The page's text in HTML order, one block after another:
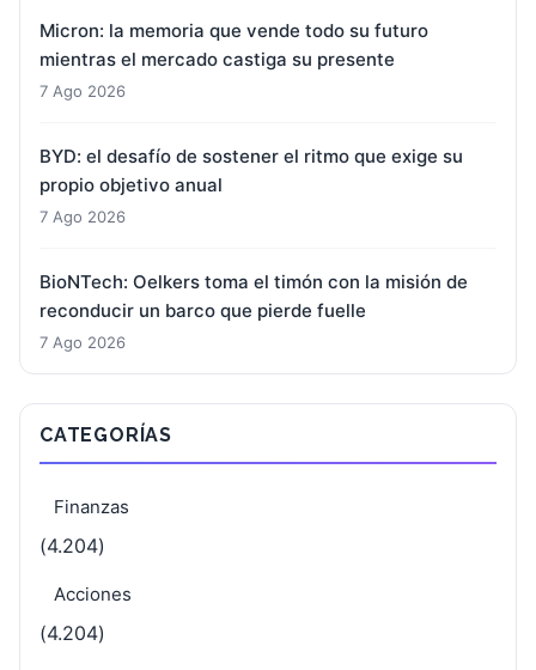
Micron: la memoria que vende todo su futuro
mientras el mercado castiga su presente
7 Ago 2026
BYD: el desafío de sostener el ritmo que exige su
propio objetivo anual
7 Ago 2026
BioNTech: Oelkers toma el timón con la misión de
reconducir un barco que pierde fuelle
7 Ago 2026
CATEGORÍAS
Finanzas
(4.204)
Acciones
(4.204)